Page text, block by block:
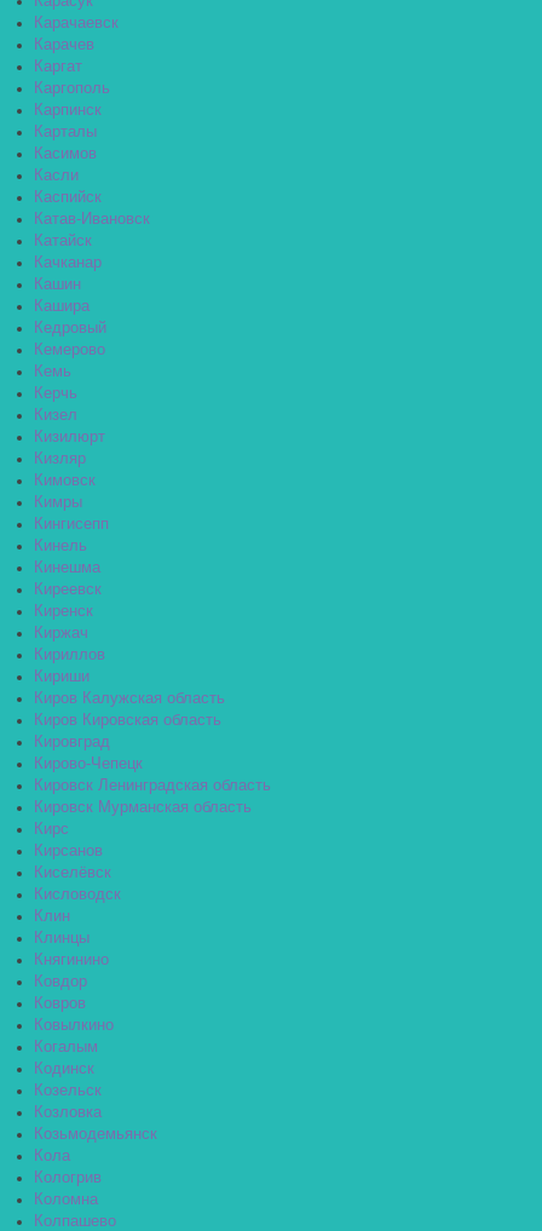
Карачаевск
Карачев
Каргат
Каргополь
Карпинск
Карталы
Касимов
Касли
Каспийск
Катав-Ивановск
Катайск
Качканар
Кашин
Кашира
Кедровый
Кемерово
Кемь
Керчь
Кизел
Кизилюрт
Кизляр
Кимовск
Кимры
Кингисепп
Кинель
Кинешма
Киреевск
Киренск
Киржач
Кириллов
Кириши
Киров Калужская область
Киров Кировская область
Кировград
Кирово-Чепецк
Кировск Ленинградская область
Кировск Мурманская область
Кирс
Кирсанов
Киселёвск
Кисловодск
Клин
Клинцы
Княгинино
Ковдор
Ковров
Ковылкино
Когалым
Кодинск
Козельск
Козловка
Козьмодемьянск
Кола
Кологрив
Коломна
Колпашево